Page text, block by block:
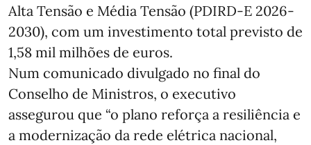
Alta Tensão e Média Tensão (PDIRD-E 2026-
2030), com um investimento total previsto de
1,58 mil milhões de euros.
Num comunicado divulgado no final do
Conselho de Ministros, o executivo
assegurou que “o plano reforça a resiliência e
a modernização da rede elétrica nacional,